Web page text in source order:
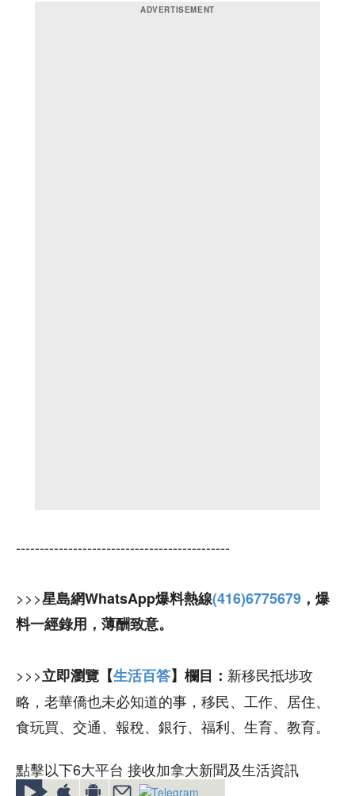
---------------------------------------------
>>>星島網WhatsApp爆料熱線(416)6775679 ，爆
料一經錄用，薄酬致意。
>>>立即瀏覽【生活百答】欄目： 新移民抵埗攻
略，老華僑也未必知道的事，移民、工作、居住、
食玩買、交通、報稅、銀行、福利、生育、教育。
點擊以下6大平台 接收加拿大新聞及生活資訊